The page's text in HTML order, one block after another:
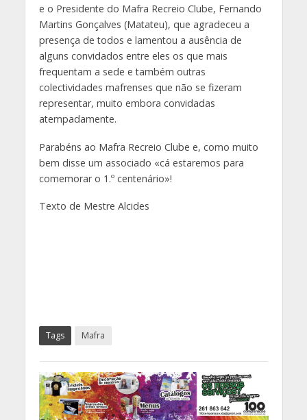
e o Presidente do Mafra Recreio Clube, Fernando
Martins Gonçalves (Matateu), que agradeceu a
presença de todos e lamentou a ausência de
alguns convidados entre eles os que mais
frequentam a sede e também outras
colectividades mafrenses que não se fizeram
representar, muito embora convidadas
atempadamente.
Parabéns ao Mafra Recreio Clube e, como muito
bem disse um associado «cá estaremos para
comemorar o 1.º centenário»!
Texto de Mestre Alcides
Tags Mafra